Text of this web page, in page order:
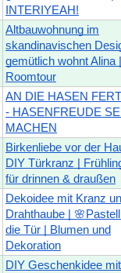
INTERIYEAH!
Altbauwohnung im
skandinavischen
gemütlich wohnt Alina |
Roomtour
AN DIE HASEN
- HASENFREUDE
MACHEN
Birkenliebe vor der
DIY Türkranz |
für drinnen & draußen
Dekoidee mit Kranz
Drahthaube |
die Tür | Blumen und
Dekoration
DIY Geschenkidee mit